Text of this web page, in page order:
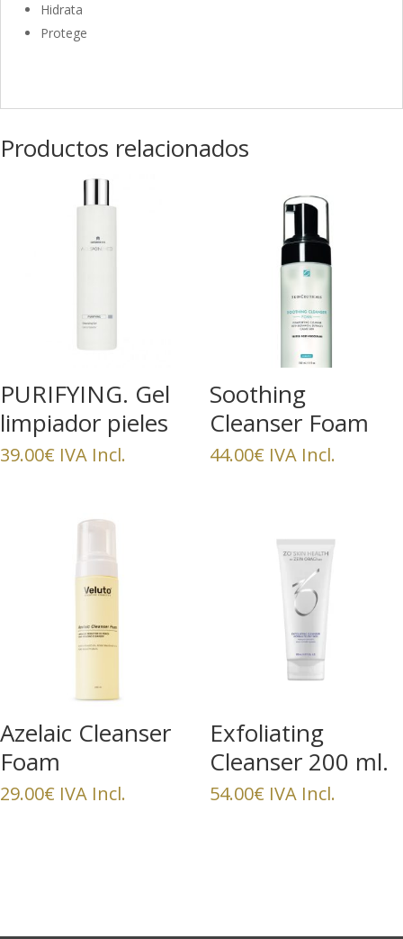
Hidrata
Protege
Productos relacionados
PURIFYING. Gel
limpiador pieles
grasas
39.00€ IVA Incl.
Soothing
Cleanser Foam
44.00€ IVA Incl.
Azelaic Cleanser
Foam
29.00€ IVA Incl.
Exfoliating
Cleanser 200 ml.
ZO SKIN HEALTH
54.00€ IVA Incl.